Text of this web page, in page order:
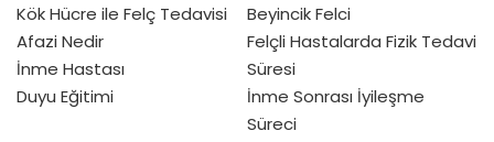
Kök Hücre ile Felç Tedavisi
Afazi Nedir
İnme Hastası
Duyu Eğitimi
Beyincik Felci
Felçli Hastalarda Fizik Tedavi
Süresi
İnme Sonrası İyileşme
Süreci